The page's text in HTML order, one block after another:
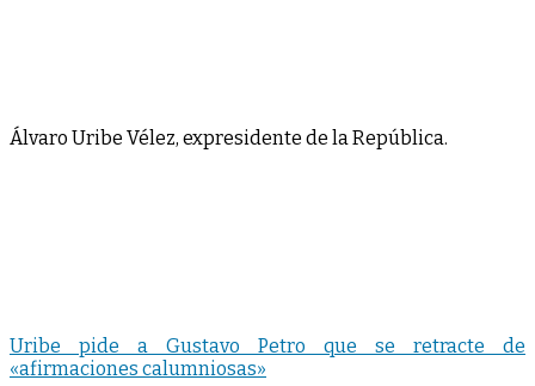
Álvaro Uribe Vélez, expresidente de la República.
Uribe pide a Gustavo Petro que se retracte de
«afirmaciones calumniosas»